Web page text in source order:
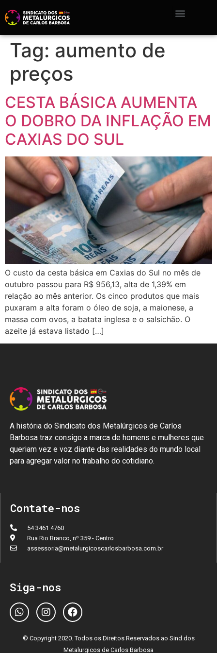
Tag: aumento de
preços
CESTA BÁSICA AUMENTA
O DOBRO DA INFLAÇÃO EM
CAXIAS DO SUL
O custo da cesta básica em Caxias do Sul no mês de
outubro passou para R$ 956,13, alta de 1,39% em
relação ao mês anterior. Os cinco produtos que mais
puxaram a alta foram o óleo de soja, a maionese, a
massa com ovos, a batata inglesa e o salsichão. O
azeite já estava listado […]
A história do Sindicato dos Metalúrgicos de Carlos
Barbosa traz consigo a marca de homens e mulheres que
queriam vez e voz diante das realidades do mundo local
para agregar valor no trabalho do cotidiano.
Contate-nos
54 3461 4760
Rua Rio Branco, nº 359 - Centro
assessoria@metalurgicoscarlosbarbosa.com.br
Siga-nos
© Copyright 2020. Todos os Direitos Reservados ao Sind.dos
Metalurgicos de Carlos Barbosa